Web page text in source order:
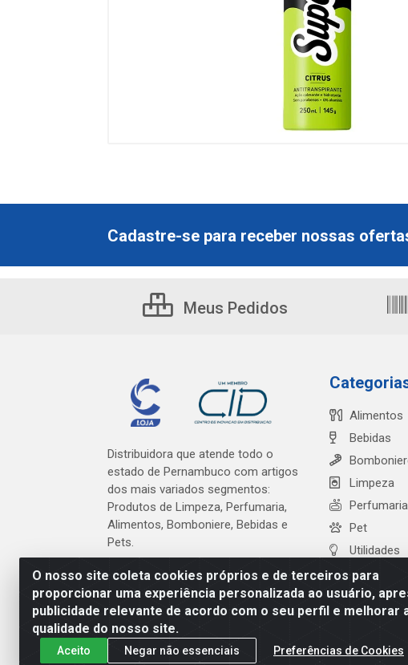
O nosso site coleta cookies próprios e de terceiros para
proporcionar uma experiência personalizada ao usuário,
publicidade relevante de acordo com o seu perfil e melhorar
qualidade do nosso site.
Aceito Negar não essenciais Preferências de Cookies
Cadastre-se para receber nossas
Meus Pedidos
Distribuidora que atende todo o
estado de Pernambuco com artigos
dos mais variados segmentos:
Produtos de Limpeza, Perfumaria,
Alimentos, Bomboniere, Bebidas e
Pets.
Alimentos
Bebidas
Limpeza
Perfumaria
Pet
Utilidades
Cardeal Distribuidora - Estrada Alto